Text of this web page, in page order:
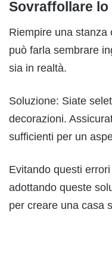
Sovraffollare lo
Riempire una stanza
può farla sembrare
sia in realtà.
Soluzione: Siate
decorazioni.
sufficienti per un
Evitando questi
adottando queste
per creare una casa